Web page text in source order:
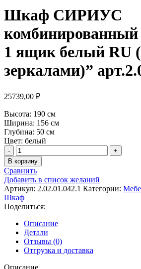
Шкаф СИРИУС
комбинированный
1 ящик белый RU
зеркалами)”
25739,00 ₽
Высота: 190 см
Ширина: 156 см
Глубина: 50 см
Цвет: белый
Количество
товара
Шкаф
СИРИУС
комбинированный
"4
двери
и
1
ящик
белый
RU
2
В корзину
Сравнить
Добавить в список желаний
Артикул: 2.02.01.042.1 Категории:
Шкаф
Поделиться:
Описание
Детали
Отзывы (0)
Отгрузка и доставка
Описание